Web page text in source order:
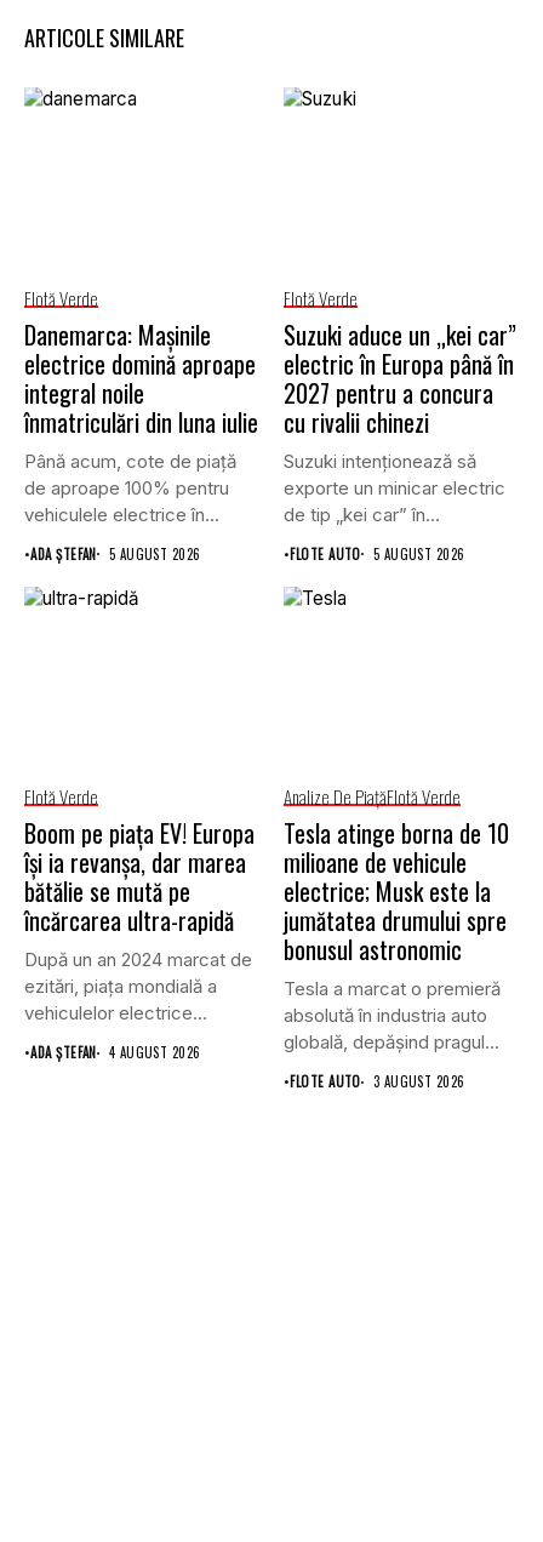
ARTICOLE SIMILARE
Flotă Verde
Danemarca: Mașinile
electrice domină aproape
integral noile
înmatriculări din luna iulie
Până acum, cote de piață
de aproape 100% pentru
vehiculele electrice în...
•ADA ȘTEFAN 5 AUGUST 2026
Flotă Verde
Suzuki aduce un „kei car”
electric în Europa până în
2027 pentru a concura
cu rivalii chinezi
Suzuki intenționează să
exporte un minicar electric
de tip „kei car” în...
•FLOTE AUTO 5 AUGUST 2026
Flotă Verde
Boom pe piața EV! Europa
își ia revanșa, dar marea
bătălie se mută pe
încărcarea ultra-rapidă
După un an 2024 marcat de
ezitări, piața mondială a
vehiculelor electrice...
•ADA ȘTEFAN 4 AUGUST 2026
Analize De PiațăFlotă Verde
Tesla atinge borna de 10
milioane de vehicule
electrice; Musk este la
jumătatea drumului spre
bonusul astronomic
Tesla a marcat o premieră
absolută în industria auto
globală, depășind pragul...
•FLOTE AUTO 3 AUGUST 2026